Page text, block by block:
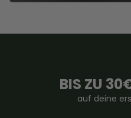
BIS ZU
auf deine